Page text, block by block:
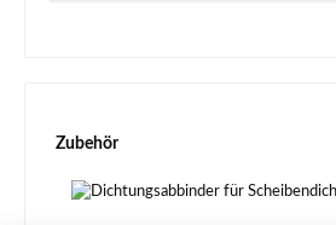
Produktgalerie überspringen
Zubehör